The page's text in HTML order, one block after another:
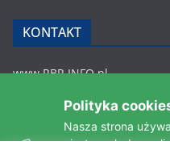
KONTAKT
www.RBR.INFO.pl
36-200 Brzozów
rbr.info.pl@gmail.com
Polityka
Nasza strona używa
ciasteczek do